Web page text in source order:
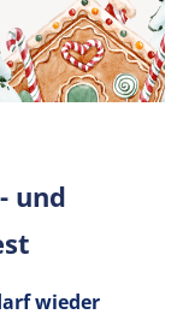
und
wieder